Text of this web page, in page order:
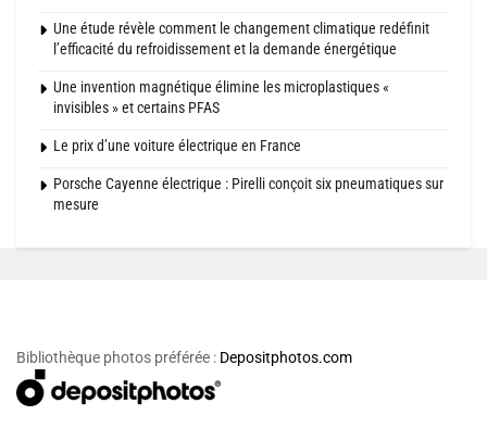
Une étude révèle comment le changement climatique redéfinit
l’efficacité du refroidissement et la demande énergétique
Une invention magnétique élimine les microplastiques «
invisibles » et certains PFAS
Le prix d’une voiture électrique en France
Porsche Cayenne électrique : Pirelli conçoit six pneumatiques sur
mesure
Bibliothèque photos préférée : Depositphotos.com